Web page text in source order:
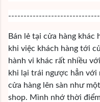
Bán lẻ tại cửa hàng khác
khi việc khách hàng tới
hành vi khác rất nhiều
khi lại trái ngược hẳn với
cửa hàng lên sàn như
shop. Mình nhớ thời